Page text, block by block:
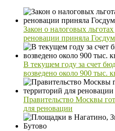
Закон о налоговых
реновации приняла
В текущем году за счет
возведено около 900 тыс.
Правительство Москвы
для реновации